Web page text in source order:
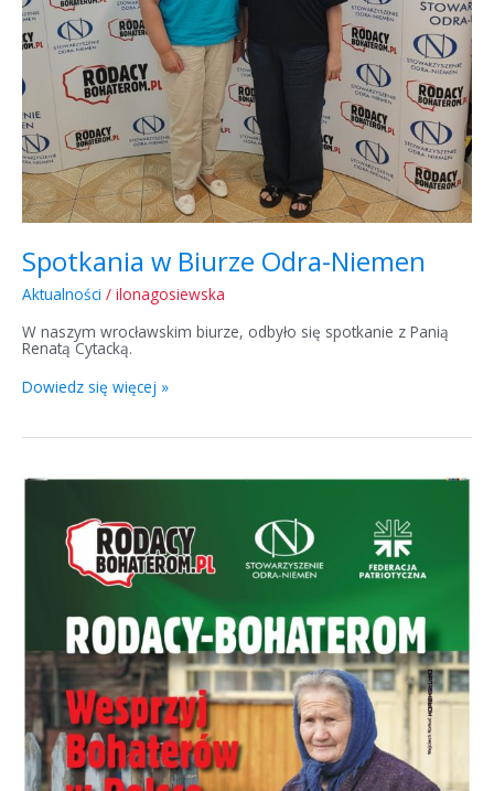
Spotkania w Biurze Odra-Niemen
Aktualności / ilonagosiewska
W naszym wrocławskim biurze, odbyło się spotkanie z Panią
Renatą Cytacką.
Dowiedz się więcej »
Rodacy-